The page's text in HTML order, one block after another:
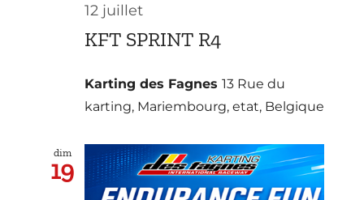
12 juillet
KFT SPRINT R4
Karting des Fagnes 13 Rue du
karting, Mariembourg, etat, Belgique
dim
19